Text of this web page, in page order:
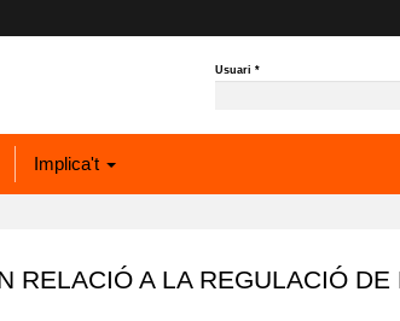
Usuari*
Implica't
RELACIÓ A LA REGULACIÓ